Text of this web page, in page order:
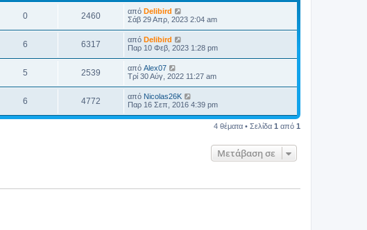
0 2460 από Delibird
Σάβ 29 Απρ, 2023 2:04 am
6 6317 από Delibird
Παρ 10 Φεβ, 2023 1:28 pm
5 2539 από Alex07
Τρί 30 Αύγ, 2022 11:27 am
6 4772 από Nicolas26K
Παρ 16 Σεπ, 2016 4:39 pm
4 θέματα • Σελίδα 1 από 1
Μετάβαση σε